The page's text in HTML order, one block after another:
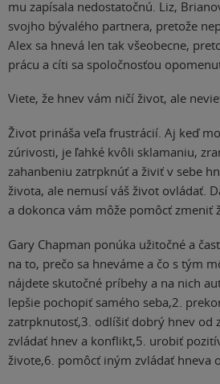
mu zapísala nedostatočnú. Liz,
svojho bývalého partnera, pretože
Alex sa hnevá len tak všeobecne,
prácu a cíti sa spoločnosťou
Viete, že hnev vám ničí život, ale
Život prináša veľa frustrácií. Aj keď
zúrivosti, je ľahké kvôli sklamaniu,
zahanbeniu zatrpknúť a živiť v sebe
života, ale nemusí váš život ovládať.
a dokonca vám môže pomôcť zmeniť
Gary Chapman ponúka užitočné a
na to, prečo sa hneváme a čo s tým
nájdete skutočné príbehy a na nich
lepšie pochopiť samého seba,2.
zatrpknutosť,3. odlíšiť dobrý hnev od
zvládať hnev a konflikt,5. urobiť
živote,6. pomôcť iným zvládať hneva